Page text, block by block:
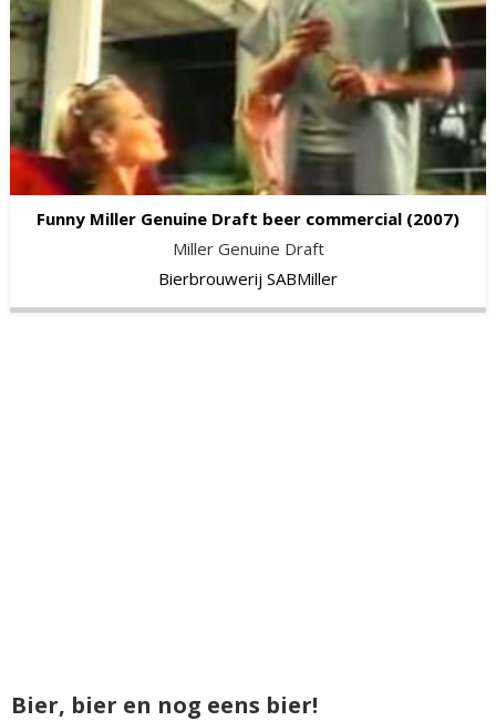
Funny Miller Genuine Draft beer commercial (2007)
Miller Genuine Draft
Bierbrouwerij SABMiller
Bier, bier en nog eens bier!